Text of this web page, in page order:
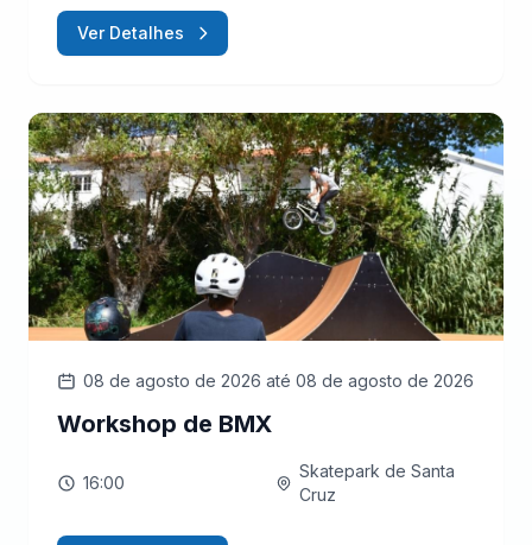
Ver Detalhes
08 de agosto de 2026 até 08 de agosto de 2026
Workshop de BMX
16:00
Skatepark de Santa
Cruz